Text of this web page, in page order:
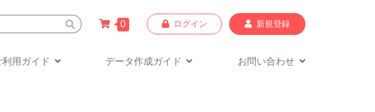
0 ログイン 新規登録
利用ガイド データ作成ガイド お問い合わせ